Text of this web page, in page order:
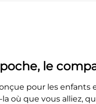
le
pour les enfants
où que vous alliez,